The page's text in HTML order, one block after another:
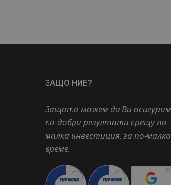
ЗАЩО НИЕ?
Защото можем да Ви осигурим
по-добри резултати срещу по-
малка инвестиция, за по-малко
време.